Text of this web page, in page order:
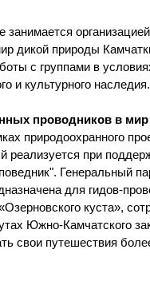
дикой природы
с группами в
и культурного наследия.
проводников в
природоохранного
реализуется при
Генеральный
для гидов-
куста»,
Южно-Камчатского
свои путешествия